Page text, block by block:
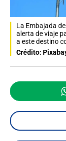
La Embajada
alerta de viaje
a este destino
Crédito: